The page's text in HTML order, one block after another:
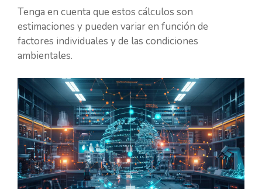
Tenga en cuenta que estos cálculos son
estimaciones y pueden variar en función de
factores individuales y de las condiciones
ambientales.